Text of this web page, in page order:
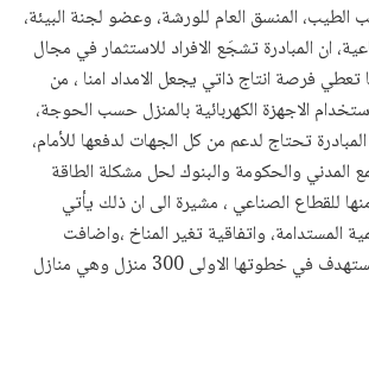
الطيب، المنسق العام للورشة، وعضو لجنة البيئة،
ان المبادرة تشجَع الافراد للاستثمار في مجال
تعطي فرصة انتاج ذاتي يجعل الامداد امنا ، من
الاجهزة الكهربائية بالمنزل حسب الحوجة،
تحتاج لدعم من كل الجهات لدفعها للأمام،
والحكومة والبنوك لحل مشكلة الطاقة
للقطاع الصناعي ، مشيرة الى ان ذلك يأتي
المستدامة، واتفاقية تغير المناخ ،واضافت
مواهب ، ان المبادرة تستهدف في خطوتها الاولى 300 منزل وهي منازل